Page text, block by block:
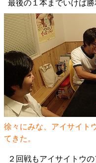
最後の１本までいけば勝
徐々にみな、アイサイト
てきた。
２回戦もアイサイトウ